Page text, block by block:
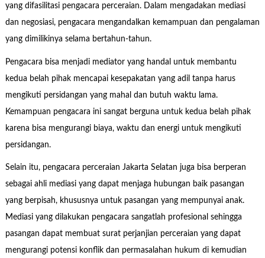
yang difasilitasi pengacara perceraian. Dalam mengadakan mediasi
dan negosiasi, pengacara mengandalkan kemampuan dan pengalaman
yang dimilikinya selama bertahun-tahun.
Pengacara bisa menjadi mediator yang handal untuk membantu
kedua belah pihak mencapai kesepakatan yang adil tanpa harus
mengikuti persidangan yang mahal dan butuh waktu lama.
Kemampuan pengacara ini sangat berguna untuk kedua belah pihak
karena bisa mengurangi biaya, waktu dan energi untuk mengikuti
persidangan.
Selain itu, pengacara perceraian Jakarta Selatan juga bisa berperan
sebagai ahli mediasi yang dapat menjaga hubungan baik pasangan
yang berpisah, khususnya untuk pasangan yang mempunyai anak.
Mediasi yang dilakukan pengacara sangatlah profesional sehingga
pasangan dapat membuat surat perjanjian perceraian yang dapat
mengurangi potensi konflik dan permasalahan hukum di kemudian